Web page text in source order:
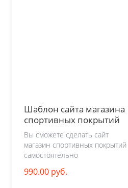
Шаблон сайта магазина
спортивных покрытий
Вы сможете сделать сайт
магазин спортивных покрытий
самостоятельно
990.00 руб.